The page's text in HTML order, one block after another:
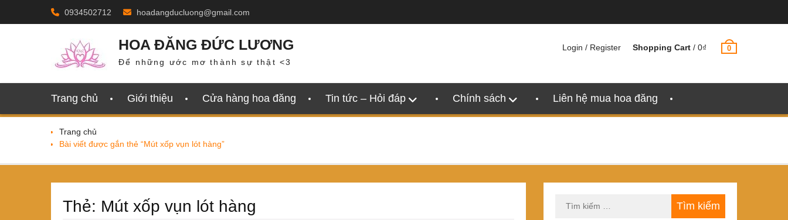
0934502712 hoadangducluong@gmail.com
HOA ĐĂNG ĐỨC LƯƠNG
Để những ước mơ thành sự thật <3
Login / Register Shopping Cart / 0₫ 0
Trang chủ Giới thiệu Cửa hàng hoa đăng Tin tức – Hỏi đáp Chính sách Liên hệ mua hoa đăng
Trang chủ
Bài viết được gắn thẻ “Mút xốp vụn lót hàng”
Thẻ: Mút xốp vụn lót hàng
kiếm